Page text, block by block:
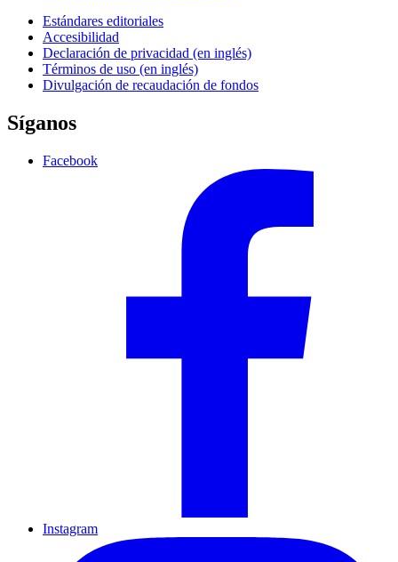
Estándares editoriales
Accesibilidad
Declaración de privacidad (en inglés)
Términos de uso (en inglés)
Divulgación de recaudación de fondos
Síganos
Facebook
Instagram